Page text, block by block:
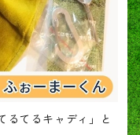
るてるキャディ」と